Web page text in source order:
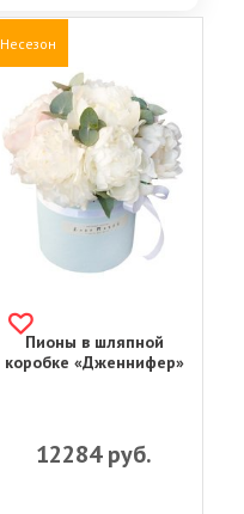
Несезон
Пионы в шляпной
коробке «Дженнифер»
12284руб.